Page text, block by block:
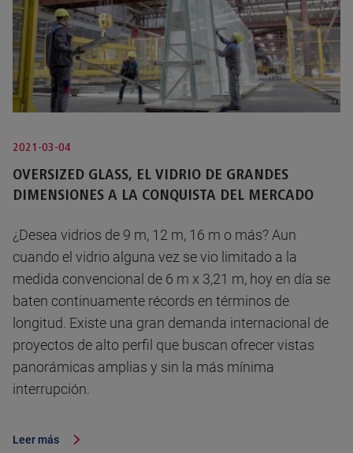
2021-03-04
OVERSIZED GLASS, EL VIDRIO DE GRANDES
DIMENSIONES A LA CONQUISTA DEL MERCADO
¿Desea vidrios de 9 m, 12 m, 16 m o más? Aun
cuando el vidrio alguna vez se vio limitado a la
medida convencional de 6 m x 3,21 m, hoy en día se
baten continuamente récords en términos de
longitud. Existe una gran demanda internacional de
proyectos de alto perfil que buscan ofrecer vistas
panorámicas amplias y sin la más mínima
interrupción.
Leer más